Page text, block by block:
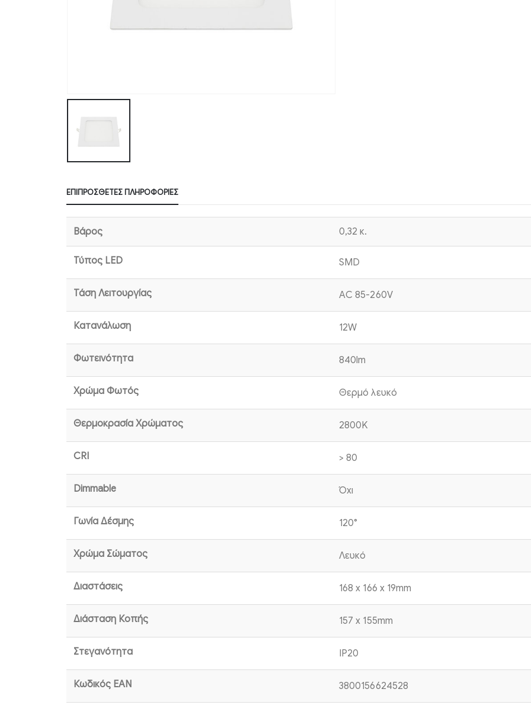
ΕΠΙΠΡΌΣΘΕΤΕΣ ΠΛΗΡΟΦΟΡΊΕΣ
Βάρος 0,32 κ.
Τύπος LED SMD
Τάση Λειτουργίας AC 85-260V
Κατανάλωση 12W
Φωτεινότητα 840lm
Χρώμα Φωτός Θερμό λευκό
Θερμοκρασία Χρώματος 2800K
CRI > 80
Dimmable Όχι
Γωνία Δέσμης 120°
Χρώμα Σώματος Λευκό
Διαστάσεις 168 x 166 x 19mm
Διάσταση Κοπής 157 x 155mm
Στεγανότητα IP20
Κωδικός EAN 3800156624528